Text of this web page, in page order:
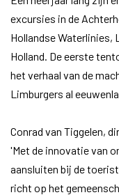
excursies in de
Hollandse Waterlinies,
Holland. De eerste
het verhaal van de
Limburgers al
Conrad van Tiggelen,
'Met de innovatie van
aansluiten bij de
richt op het